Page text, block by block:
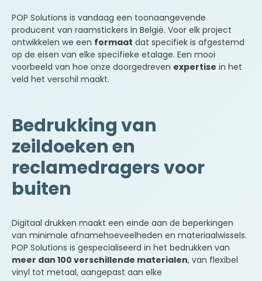
POP Solutions is vandaag een toonaangevende
producent van raamstickers in België. Voor elk project
ontwikkelen we een formaat dat specifiek is afgestemd
op de eisen van elke specifieke etalage. Een mooi
voorbeeld van hoe onze doorgedreven expertise in het
veld het verschil maakt.
Bedrukking van
zeildoeken en
reclamedragers voor
buiten
Digitaal drukken maakt een einde aan de beperkingen
van minimale afnamehoeveelheden en materiaalwissels.
POP Solutions is gespecialiseerd in het bedrukken van
meer dan 100 verschillende materialen, van flexibel
vinyl tot metaal, aangepast aan elke